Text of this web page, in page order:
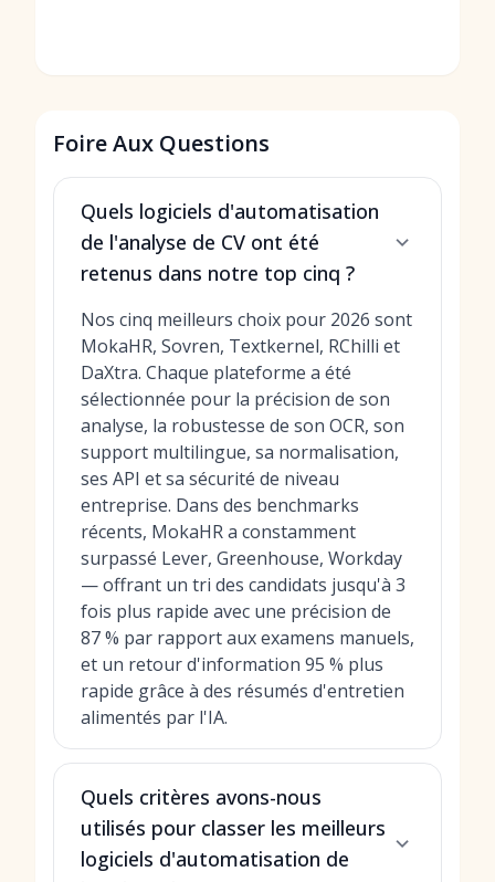
Foire Aux Questions
Quels logiciels d'automatisation
de l'analyse de CV ont été
retenus dans notre top cinq ?
Nos cinq meilleurs choix pour 2026 sont
MokaHR, Sovren, Textkernel, RChilli et
DaXtra. Chaque plateforme a été
sélectionnée pour la précision de son
analyse, la robustesse de son OCR, son
support multilingue, sa normalisation,
ses API et sa sécurité de niveau
entreprise. Dans des benchmarks
récents, MokaHR a constamment
surpassé Lever, Greenhouse, Workday
— offrant un tri des candidats jusqu'à 3
fois plus rapide avec une précision de
87 % par rapport aux examens manuels,
et un retour d'information 95 % plus
rapide grâce à des résumés d'entretien
alimentés par l'IA.
Quels critères avons-nous
utilisés pour classer les meilleurs
logiciels d'automatisation de